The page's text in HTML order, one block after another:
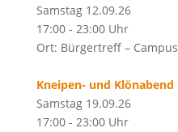
Samstag 12.09.26
17:00 - 23:00 Uhr
Ort: Bürgertreff – Campus
Kneipen- und Klönabend
Samstag 19.09.26
17:00 - 23:00 Uhr